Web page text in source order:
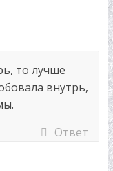
то лучше
внутрь,
Ответ